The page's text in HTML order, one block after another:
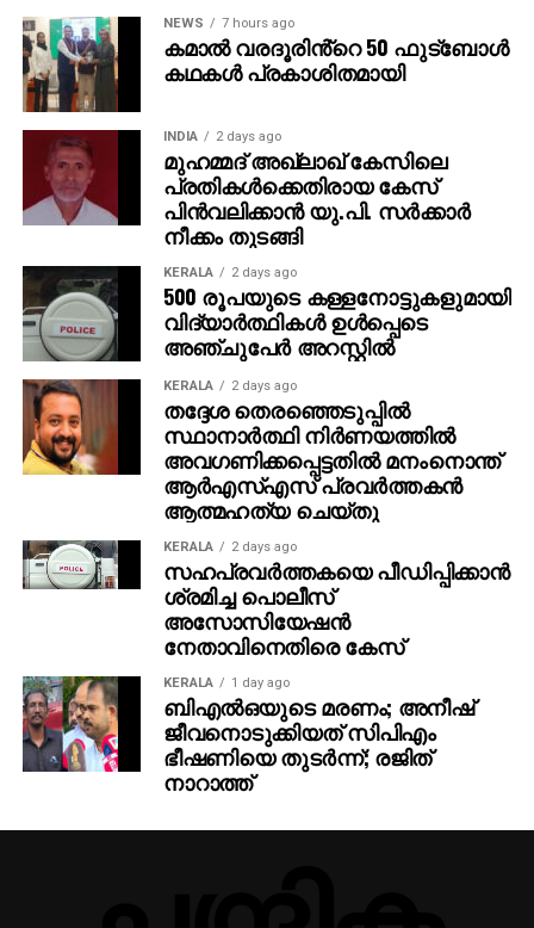
NEWS 7 hours ago
കമാൽ വരദൂരിൻ്റെ 50 ഫുട്ബോൾ
കഥകൾ പ്രകാശിതമായി
INDIA 2 days ago
മുഹമ്മദ് അഖ്‌ലാഖ് കേസിലെ
പ്രതികള്‍ക്കെതിരായ കേസ്
പിന്‍വലിക്കാന്‍ യു.പി. സര്‍ക്കാര്‍
നീക്കം തുടങ്ങി
KERALA 2 days ago
500 രൂപയുടെ കള്ളനോട്ടുകളുമായി
വിദ്യാര്‍ത്ഥികള്‍ ഉള്‍പ്പെടെ
അഞ്ചുപേര്‍ അറസ്റ്റില്‍
KERALA 2 days ago
തദ്ദേശ തെരഞ്ഞെടുപ്പില്‍
സ്ഥാനാര്‍ത്ഥി നിര്‍ണയത്തില്‍
അവഗണിക്കപ്പെട്ടതില്‍ മനംനൊന്ത്
ആര്‍എസ്എസ് പ്രവര്‍ത്തകന്‍
ആത്മഹത്യ ചെയ്തു
KERALA 2 days ago
സഹപ്രവര്‍ത്തകയെ പീഡിപ്പിക്കാന്‍
ശ്രമിച്ച പൊലീസ്
അസോസിയേഷന്‍
നേതാവിനെതിരെ കേസ്
KERALA 1 day ago
ബിഎല്‍ഒയുടെ മരണം; അനീഷ്
ജീവനൊടുക്കിയത് സിപിഎം
ഭീഷണിയെ തുടര്‍ന്ന്; രജിത്
നാറാത്ത്